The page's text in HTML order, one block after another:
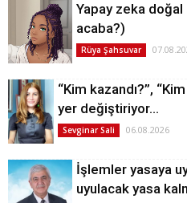
Yapay zeka
acaba?)
Rüya Şahsuvar
“Kim kazandı?”,
yer değiştiriyor…
Sevginar Sali 06.08.2026
İşlemler yasaya
uyulacak yasa